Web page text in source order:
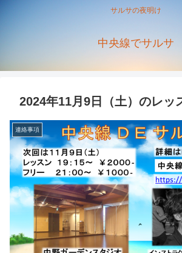
サルサの夜明け
中央線でサルサ
2024年11月9日（土）のレッ
連絡事項